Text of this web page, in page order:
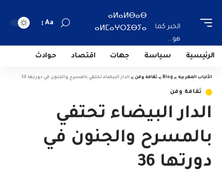
الخبر كما
هو...
ⴰⵍⴰⵍⴱⴰⴱ
ⴰⵍⵎⴰⵖⵔⵉⴱⵢⴰ
Aa
الرئيسية سياسة جهات اقتصاد حوادث
الألباب المغربية >
Blog
> ثقافة وفن > الدار البيضاء تحتفي بالمسرح والجنون في دورتها 36
ثقافة وفن
الدار البيضاء تحتفي
بالمسرح والجنون في
دورتها 36